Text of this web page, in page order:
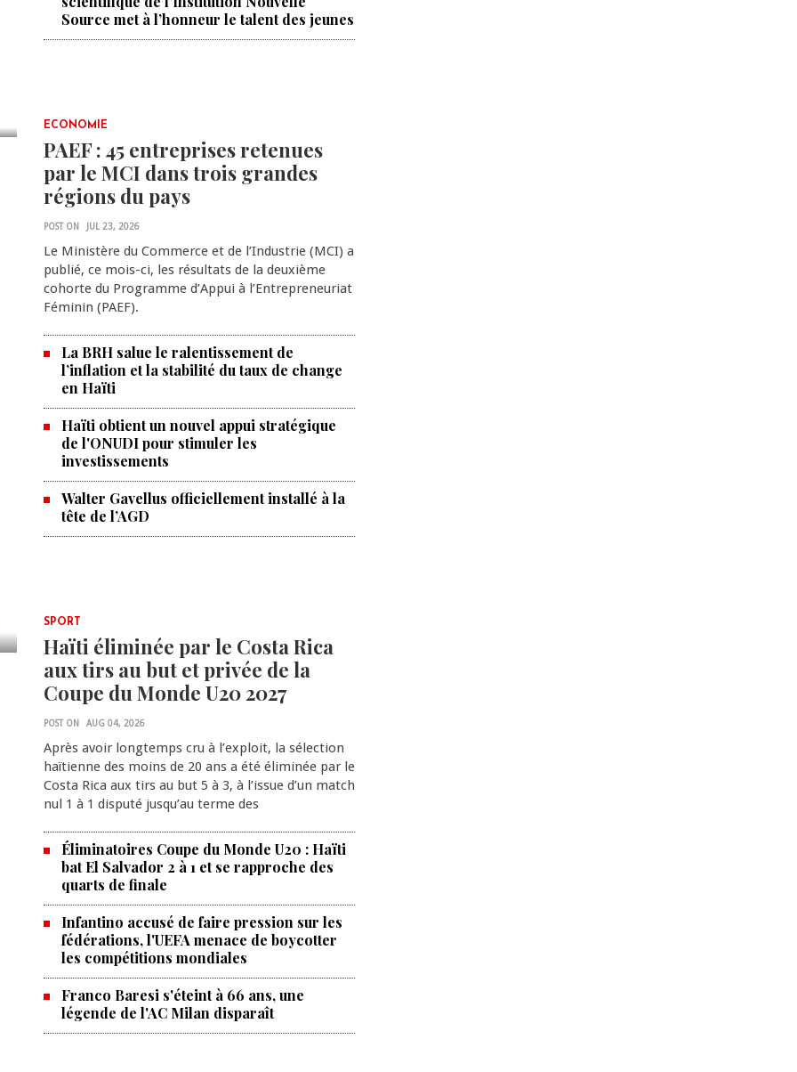
Source met à l’honneur le talent des jeunes
ECONOMIE
PAEF : 45 entreprises retenues
par le MCI dans trois grandes
régions du pays
POST ON JUL 23, 2026
Le Ministère du Commerce et de l’Industrie (MCI) a
publié, ce mois-ci, les résultats de la deuxième
cohorte du Programme d’Appui à l’Entrepreneuriat
Féminin (PAEF).
La BRH salue le ralentissement de
l’inflation et la stabilité du taux de change
en Haïti
Haïti obtient un nouvel appui stratégique
de l'ONUDI pour stimuler les
investissements
Walter Gavellus officiellement installé à la
tête de l’AGD
SPORT
Haïti éliminée par le Costa Rica
aux tirs au but et privée de la
Coupe du Monde U20 2027
POST ON AUG 04, 2026
Après avoir longtemps cru à l’exploit, la sélection
haïtienne des moins de 20 ans a été éliminée par le
Costa Rica aux tirs au but 5 à 3, à l’issue d’un match
nul 1 à 1 disputé jusqu’au terme des
Éliminatoires Coupe du Monde U20 : Haïti
bat El Salvador 2 à 1 et se rapproche des
quarts de finale
Infantino accusé de faire pression sur les
fédérations, l'UEFA menace de boycotter
les compétitions mondiales
Franco Baresi s'éteint à 66 ans, une
légende de l'AC Milan disparaît